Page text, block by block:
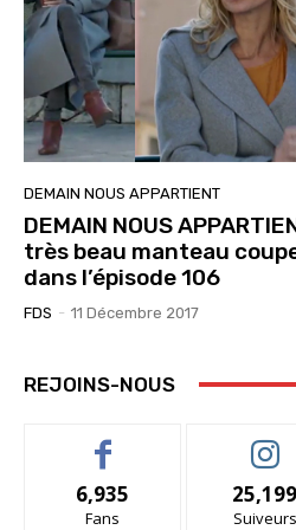
DEMAIN NOUS APPARTIENT
DEMAIN NOUS
très beau manteau
dans l’épisode 106
FDS - 11 Décembre 2017
REJOINS-NOUS
6,935
Fans
25,199
Suiveurs